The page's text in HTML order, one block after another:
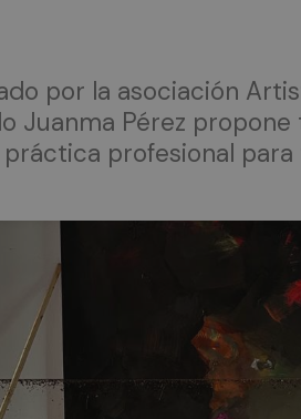
por la asociación
Juanma Pérez
práctica profesional